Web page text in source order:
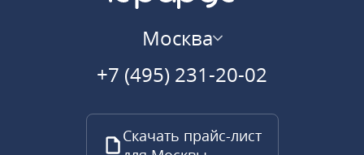
Москва
+7 (495) 231-20-02
Скачать прайс-лист